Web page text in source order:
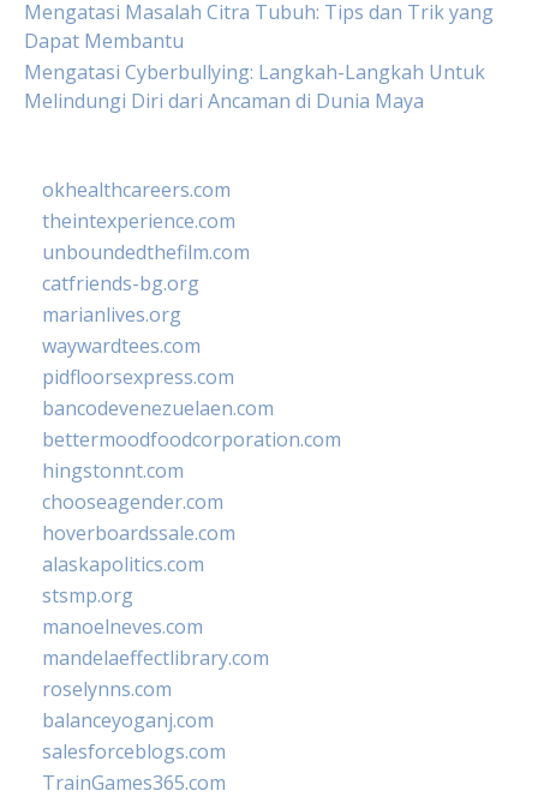
Mengatasi Masalah Citra Tubuh: Tips dan Trik yang
Dapat Membantu
Mengatasi Cyberbullying: Langkah-Langkah Untuk
Melindungi Diri dari Ancaman di Dunia Maya
okhealthcareers.com
theintexperience.com
unboundedthefilm.com
catfriends-bg.org
marianlives.org
waywardtees.com
pidfloorsexpress.com
bancodevenezuelaen.com
bettermoodfoodcorporation.com
hingstonnt.com
chooseagender.com
hoverboardssale.com
alaskapolitics.com
stsmp.org
manoelneves.com
mandelaeffectlibrary.com
roselynns.com
balanceyoganj.com
salesforceblogs.com
TrainGames365.com